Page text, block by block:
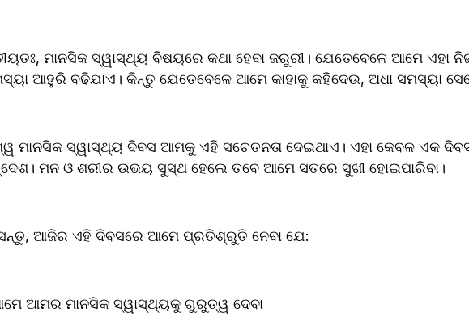
ମାନସିକ ସ୍ୱାସ୍ଥ୍ୟ ବିଷୟରେ କଥା ହେବା ଜରୁରୀ। ଯେତେବେଳେ ଆମେ ଏହା
ଆହୁରି ବଢିଯାଏ। କିନ୍ତୁ ଯେତେବେଳେ ଆମେ କାହାକୁ କହିଦେଉ, ଅଧା ସମସ୍ୟା
ମାନସିକ ସ୍ୱାସ୍ଥ୍ୟ ଦିବସ ଆମକୁ ଏହି ସଚେତନତା ଦେଇଥାଏ। ଏହା କେବଳ ଏକ
ମନ ଓ ଶରୀର ଉଭୟ ସୁସ୍ଥ ହେଲେ ତବେ ଆମେ ସତରେ ସୁଖୀ ହୋଇପାରିବା।
ଆଜିର ଏହି ଦିବସରେ ଆମେ ପ୍ରତିଶ୍ରୁତି ନେବା ଯେ:
ଆମର ମାନସିକ ସ୍ୱାସ୍ଥ୍ୟକୁ ଗୁରୁତ୍ୱ ଦେବା